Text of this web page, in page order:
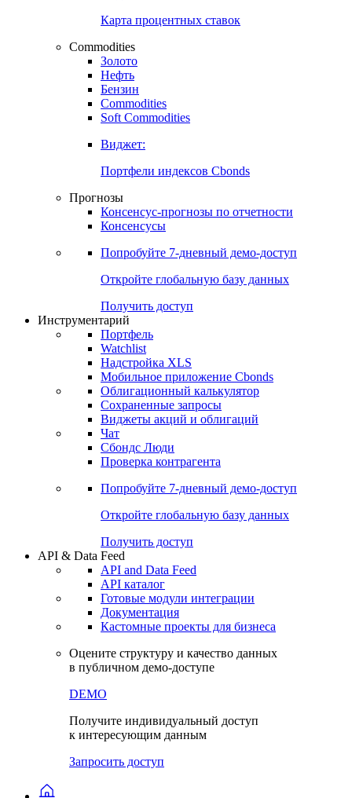
Росстат
Виджет:
Карта процентных ставок
Commodities
Золото
Бензин
Soft Commodities
Виджет:
Портфели индексов Cbonds
Прогнозы
Консенсусы
Попробуйте7-дневный
Откройте глобальную базу данных
Получить доступ
Инструментарий
Портфель
Watchlist
Надстройка XLS
Мобильное приложение Cbonds
Облигационный калькулятор
Сохраненные запросы
Чат
Проверка контрагента
Попробуйте7-дневный
Откройте глобальную базу данных
Получить доступ
API & Data Feed
API and Data Feed
Готовые модули интеграции
Документация
в публичном демо-доступе